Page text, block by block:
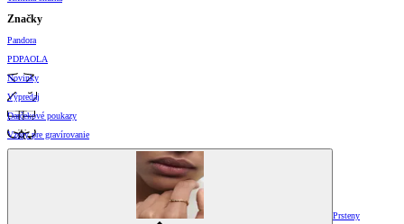
Značky
Pandora
PDPAOLA
Novinky
Výpredaj
Darčekové poukazy
Vzory pre gravírovanie
Prsteny